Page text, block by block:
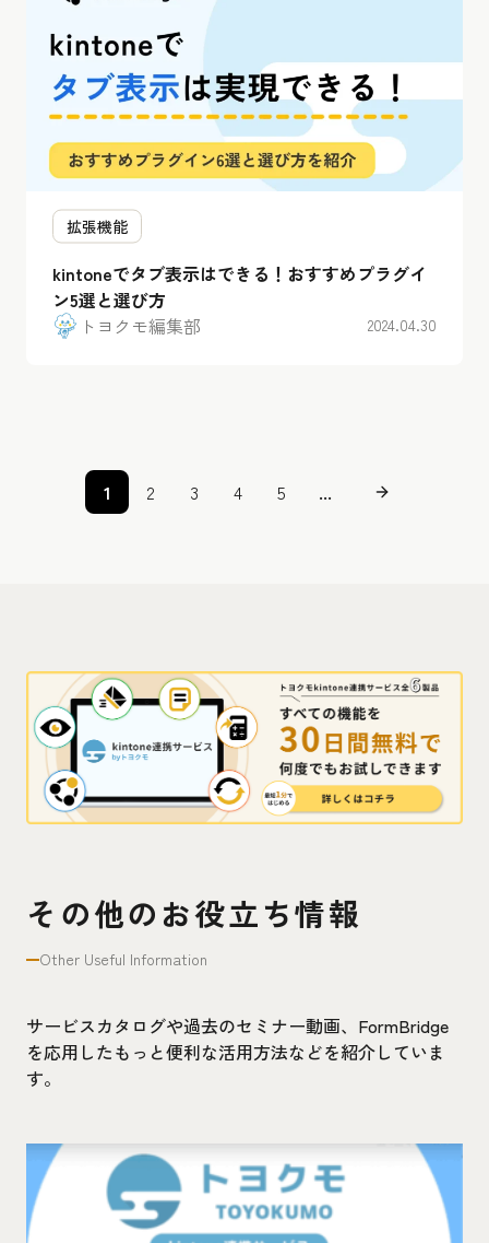
拡張機能
kintoneでタブ表示はできる！おすすめプラグイ
ン5選と選び方
トヨクモ編集部
2024.04.30
1 2 3 4 5 ...
その他のお役立ち情報
Other Useful Information
サービスカタログや過去のセミナー動画、FormBridge
を応用したもっと便利な活用方法などを紹介していま
す。